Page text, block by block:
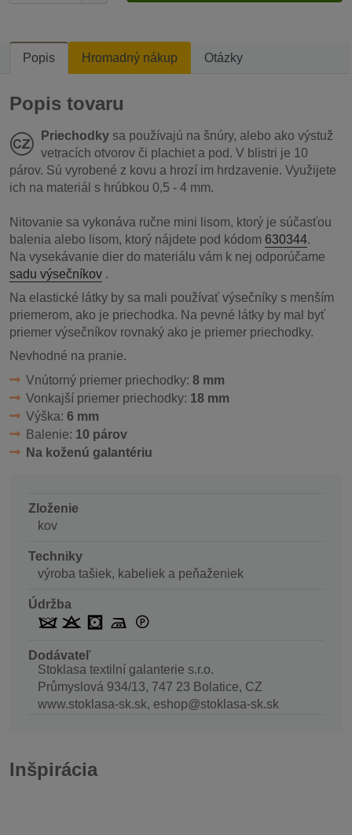
Popis Hromadný nákup Otázky
Popis tovaru
Priechodky sa používajú na šnúry, alebo ako výstuž
vetracích otvorov či plachiet a pod. V blistri je 10
párov. Sú vyrobené z kovu a hrozí im hrdzavenie. Využijete
ich na materiál s hrúbkou 0,5 - 4 mm.
Nitovanie sa vykonáva ručne mini lisom, ktorý je súčasťou
balenia alebo lisom, ktorý nájdete pod kódom 630344.
Na vysekávanie dier do materiálu vám k nej odporúčame
sadu výsečníkov .
Na elastické látky by sa mali používať výsečníky s menším
priemerom, ako je priechodka. Na pevné látky by mal byť
priemer výsečníkov rovnaký ako je priemer priechodky.
Nevhodné na pranie.
Vnútorný priemer priechodky: 8 mm
Vonkajší priemer priechodky: 18 mm
Výška: 6 mm
Balenie: 10 párov
Na koženú galantériu
Zloženie
kov
Techniky
výroba tašiek, kabeliek a peňaženiek
Údržba
Dodávateľ
Stoklasa textilní galanterie s.r.o.
Průmyslová 934/13, 747 23 Bolatice, CZ
www.stoklasa-sk.sk, eshop@stoklasa-sk.sk
Inšpirácia